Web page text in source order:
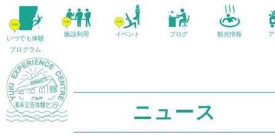
いつでも体験
プログラム
施設利用 イベント ブログ 観光情報
ニュース